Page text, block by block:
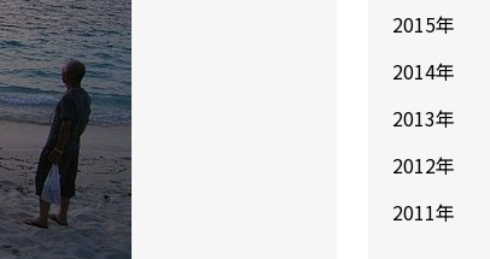
2015年
2014年
2013年
2012年
2011年